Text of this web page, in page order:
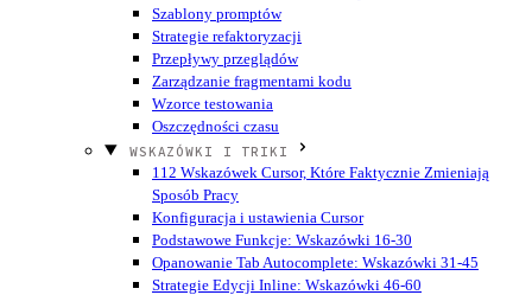
Szablony promptów
Strategie refaktoryzacji
Przepływy przeglądów
Zarządzanie fragmentami kodu
Wzorce testowania
Oszczędności czasu
WSKAZÓWKI I TRIKI
112 Wskazówek Cursor, Które Faktycznie Zmieniają
Sposób Pracy
Konfiguracja i ustawienia Cursor
Podstawowe Funkcje: Wskazówki 16-30
Opanowanie Tab Autocomplete: Wskazówki 31-45
Strategie Edycji Inline: Wskazówki 46-60